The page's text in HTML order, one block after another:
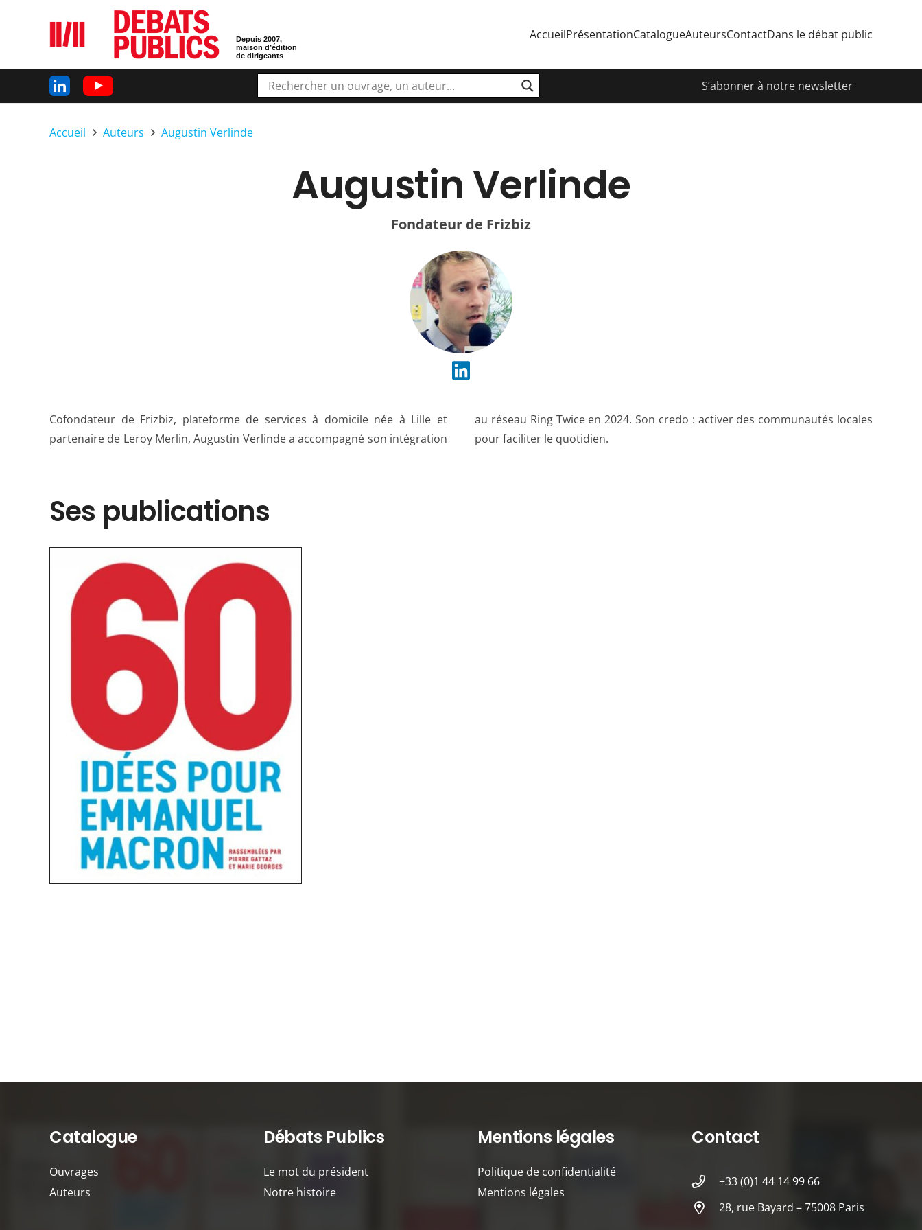
Depuis 2007,
maison d’édition
de dirigeants
AccueilPrésentationCatalogueAuteursContactDans le débat public
S’abonner à notre newsletter
Accueil Auteurs Augustin Verlinde
Augustin Verlinde
Fondateur de Frizbiz
Cofondateur de Frizbiz, plateforme de services à domicile née à Lille et
partenaire de Leroy Merlin, Augustin Verlinde a accompagné son intégration
au réseau Ring Twice en 2024. Son credo : activer des communautés locales
pour faciliter le quotidien.
Ses publications
Catalogue
Ouvrages
Auteurs
Débats Publics
Le mot du président
Notre histoire
Mentions légales
Politique de confidentialité
Mentions légales
Contact
+33 (0)1 44 14 99 66
28, rue Bayard – 75008 Paris